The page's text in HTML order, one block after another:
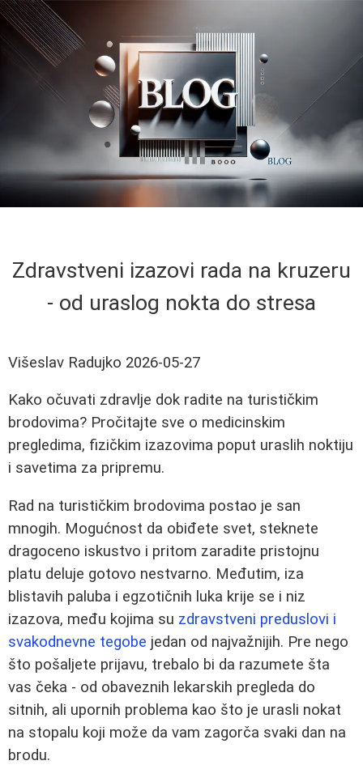
Zdravstveni izazovi rada na kruzeru
- od uraslog nokta do stresa
Višeslav Radujko 2026-05-27
Kako očuvati zdravlje dok radite na turističkim
brodovima? Pročitajte sve o medicinskim
pregledima, fizičkim izazovima poput uraslih noktiju
i savetima za pripremu.
Rad na turističkim brodovima postao je san
mnogih. Mogućnost da obiđete svet, steknete
dragoceno iskustvo i pritom zaradite pristojnu
platu deluje gotovo nestvarno. Međutim, iza
blistavih paluba i egzotičnih luka krije se i niz
izazova, među kojima su zdravstveni preduslovi i
svakodnevne tegobe jedan od najvažnijih. Pre nego
što pošaljete prijavu, trebalo bi da razumete šta
vas čeka - od obaveznih lekarskih pregleda do
sitnih, ali upornih problema kao što je urasli nokat
na stopalu koji može da vam zagorča svaki dan na
brodu.